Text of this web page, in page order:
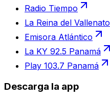
Radio Tiempo
La Reina del Vallenato
Emisora Atlántico
La KY 92.5 Panamá
Play 103.7 Panamá
Descarga la app